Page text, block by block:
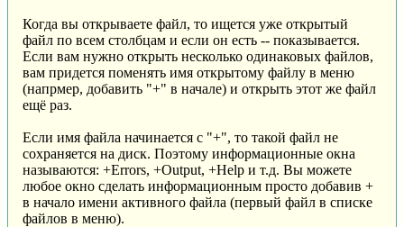
Когда вы открываете файл, то ищется уже открытый
файл по всем столбцам и если он есть -- показывается.
Если вам нужно открыть несколько одинаковых файлов,
вам придется поменять имя открытому файлу в меню
(напрмер, добавить "+" в начале) и открыть этот же файл
ещё раз.
Если имя файла начинается с "+", то такой файл не
сохраняется на диск. Поэтому информационные окна
называются: +Errors, +Output, +Help и т.д. Вы можете
любое окно сделать информационным просто добавив +
в начало имени активного файла (первый файл в списке
файлов в меню).